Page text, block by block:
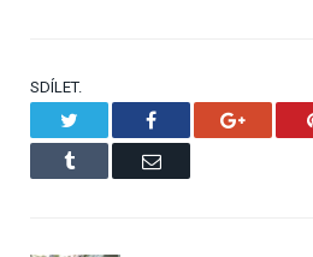
SDÍLET.
Facebook Google+
Tumblr Email